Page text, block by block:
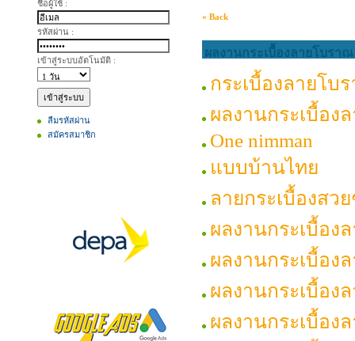
ชื่อผู้ใช้ :
รหัสผ่าน :
เข้าสู่ระบบอัตโนมัติ :
ลืมรหัสผ่าน
สมัครสมาชิก
« Back
ผลงานกระเบื้องลายโบราณ
กระเบื้องลายโบ
ผลงานกระเบื้อง
One nimman
แบบบ้านไทย
ลายกระเบื้องสวย
ผลงานกระเบื้อ
ผลงานกระเบื้อง
ผลงานกระเบื้อง
ผลงานกระเบื้อ